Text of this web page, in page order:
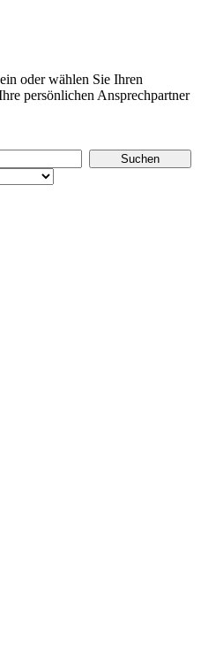
oder wählen Sie Ihren
persönlichen Ansprechpartner